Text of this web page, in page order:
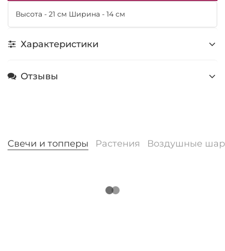
Высота - 21 см Ширина - 14 см
Характеристики
Отзывы
Свечи и топперы Растения Воздушные